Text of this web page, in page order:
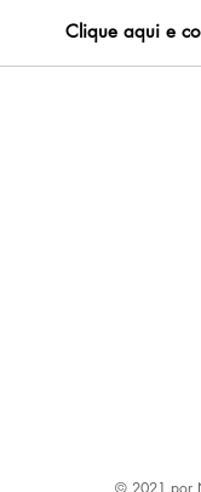
Clique aqui e
© 2021 por